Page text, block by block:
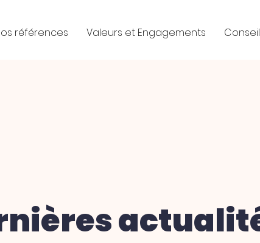
références Valeurs et Engagements Conseil